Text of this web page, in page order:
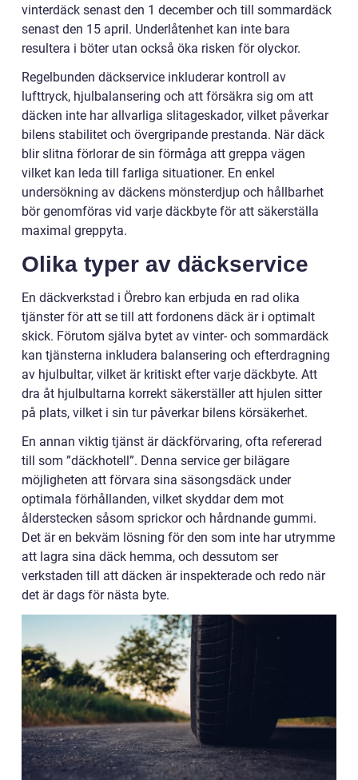
vinterdäck senast den 1 december och till sommardäck
senast den 15 april. Underlåtenhet kan inte bara
resultera i böter utan också öka risken för olyckor.
Regelbunden däckservice inkluderar kontroll av
lufttryck, hjulbalansering och att försäkra sig om att
däcken inte har allvarliga slitageskador, vilket påverkar
bilens stabilitet och övergripande prestanda. När däck
blir slitna förlorar de sin förmåga att greppa vägen
vilket kan leda till farliga situationer. En enkel
undersökning av däckens mönsterdjup och hållbarhet
bör genomföras vid varje däckbyte för att säkerställa
maximal greppyta.
Olika typer av däckservice
En däckverkstad i Örebro kan erbjuda en rad olika
tjänster för att se till att fordonens däck är i optimalt
skick. Förutom själva bytet av vinter- och sommardäck
kan tjänsterna inkludera balansering och efterdragning
av hjulbultar, vilket är kritiskt efter varje däckbyte. Att
dra åt hjulbultarna korrekt säkerställer att hjulen sitter
på plats, vilket i sin tur påverkar bilens körsäkerhet.
En annan viktig tjänst är däckförvaring, ofta refererad
till som ”däckhotell”. Denna service ger bilägare
möjligheten att förvara sina säsongsdäck under
optimala förhållanden, vilket skyddar dem mot
ålderstecken såsom sprickor och hårdnande gummi.
Det är en bekväm lösning för den som inte har utrymme
att lagra sina däck hemma, och dessutom ser
verkstaden till att däcken är inspekterade och redo när
det är dags för nästa byte.